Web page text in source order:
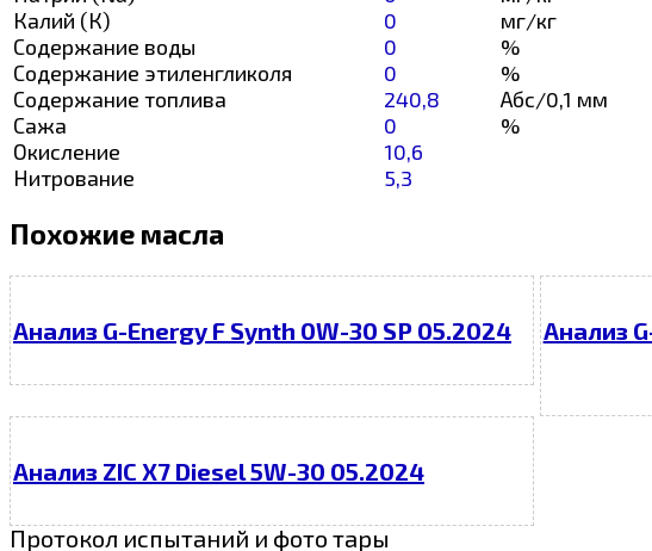
Калий (К)
0
мг/кг
Содержание воды
0
%
Содержание этиленгликоля
0
%
Содержание топлива
240,8
Абс/0,1 мм
Сажа
0
%
Окисление
10,6
Нитрование
5,3
Похожие масла
Анализ G-Energy F Synth 0W-30 SP 05.2024
Анализ
Анализ ZIC X7 Diesel 5W-30 05.2024
Протокол испытаний и фото тары